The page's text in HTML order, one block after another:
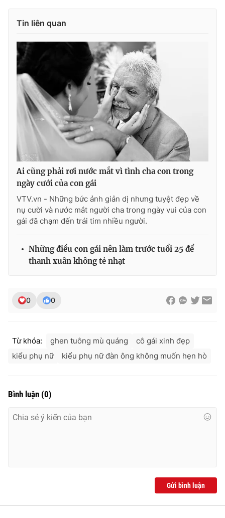
Tin liên quan
Ai cũng phải rơi nước mắt vì tình cha con trong
ngày cưới của con gái
VTV.vn - Những bức ảnh giản dị nhưng tuyệt đẹp về
nụ cười và nước mắt người cha trong ngày vui của con
gái đã chạm đến trái tim nhiều người.
Những điều con gái nên làm trước tuổi 25 để
thanh xuân không tẻ nhạt
0 0
Từ khóa: ghen tuông mù quáng
cô gái xinh đẹp
kiểu phụ nữ
kiểu phụ nữ đàn ông không muốn hẹn hò
Bình luận (0)
Gửi bình luận